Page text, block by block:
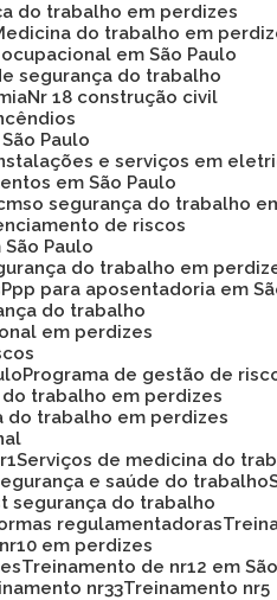
do trabalho em perdizes
Medicina do trabalho em
ocupacional em São Paulo
segurança do trabalho
Nr 18 construção civil
Paulo
e serviços em
em São Paulo
segurança do trabalho
de riscos
Paulo
do trabalho em
Ppp para aposentadoria em
do trabalho
em perdizes
Programa de gestão de
do trabalho em perdizes
do trabalho em perdizes
Serviços de medicina do
e saúde do trabalho
segurança do trabalho
regulamentadoras
em perdizes
Treinamento de nr12 em
nr33 Treinamento nr5